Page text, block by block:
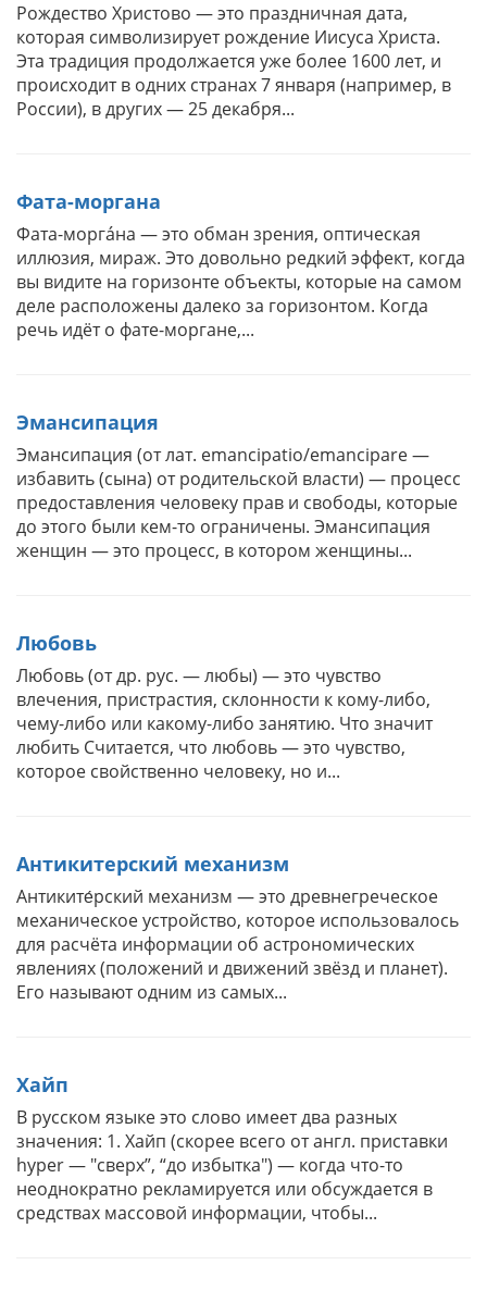
Рождество Христово — это праздничная дата,
которая символизирует рождение Иисуса Христа.
Эта традиция продолжается уже более 1600 лет, и
происходит в одних странах 7 января (например, в
России), в других — 25 декабря...
Фата-моргана
Фата-моргáна — это обман зрения, оптическая
иллюзия, мираж. Это довольно редкий эффект, когда
вы видите на горизонте объекты, которые на самом
деле расположены далеко за горизонтом. Когда
речь идёт о фате-моргане,...
Эмансипация
Эмансипация (от лат. emancipatio/emancipare —
избавить (сына) от родительской власти) — процесс
предоставления человеку прав и свободы, которые
до этого были кем-то ограничены. Эмансипация
женщин — это процесс, в котором женщины...
Любовь
Любовь (от др. рус. — любы) — это чувство
влечения, пристрастия, склонности к кому-либо,
чему-либо или какому-либо занятию. Что значит
любить Считается, что любовь — это чувство,
которое свойственно человеку, но и...
Антикитерский механизм
Антиките́рский механизм — это древнегреческое
механическое устройство, которое использовалось
для расчёта информации об астрономических
явлениях (положений и движений звёзд и планет).
Его называют одним из самых...
Хайп
В русском языке это слово имеет два разных
значения: 1. Хайп (скорее всего от англ. приставки
hyper — "сверх”, “до избытка") — когда что-то
неоднократно рекламируется или обсуждается в
средствах массовой информации, чтобы...